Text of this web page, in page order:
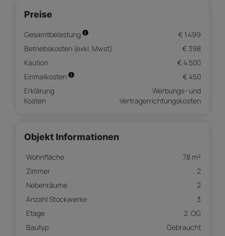
Preise
Gesamtbelastung
€ 1.499
Betriebskosten (exkl. Mwst)
€ 398
Kaution
€ 4.500
Einmalkosten
€ 450
Erklärung
Kosten
Werbungs- und
Vertragerrichtungskosten
Objekt Informationen
Wohnfläche
78 m²
Zimmer
2
Nebenräume
2
Anzahl Stockwerke
3
Etage
2. OG
Bautyp
Gebraucht